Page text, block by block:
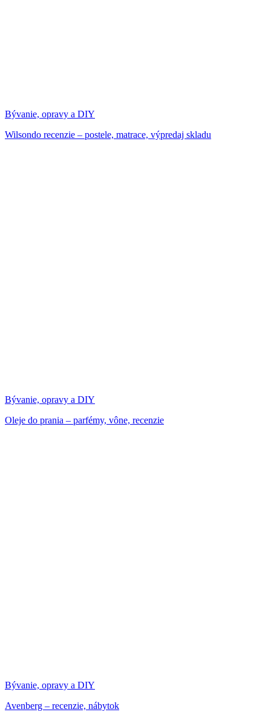
Bývanie, opravy a DIY
Wilsondo recenzie – postele, matrace, výpredaj skladu
Bývanie, opravy a DIY
Oleje do prania – parfémy, vône, recenzie
Bývanie, opravy a DIY
Avenberg – recenzie, nábytok